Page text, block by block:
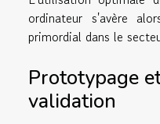
ordinateur s'avère
primordial dans le
Prototypage
validation